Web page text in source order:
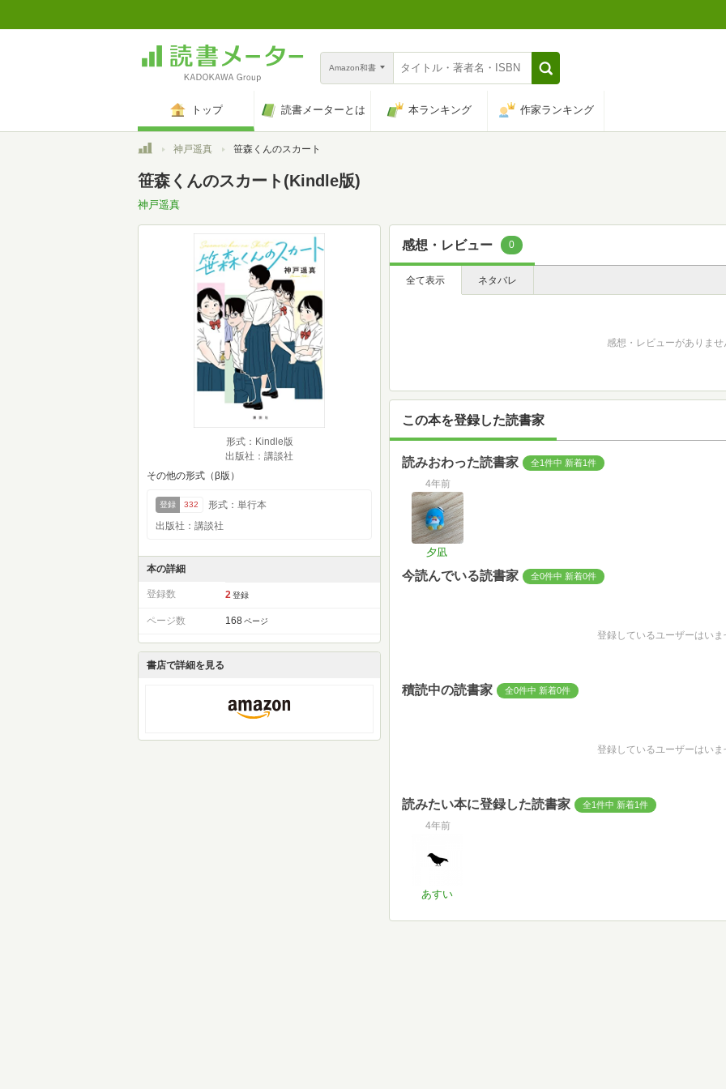
Amazon和書
トップ 読書メーターとは 本ランキング 作家ランキング
トップ神戸遥真 笹森くんのスカート
笹森くんのスカート(Kindle版)
神戸遥真
形式：Kindle版
出版社：講談社
その他の形式（β版）
登録 332
形式：単行本
出版社：講談社
本の詳細
登録数 2 登録
ページ数 168 ページ
書店で詳細を見る
感想・レビュー 0
全て表示 ネタバレ
感想・レビューがありませ
この本を登録した読書家
読みおわった読書家 全1件中 新着1件
4年前
夕凪
今読んでいる読書家 全0件中 新着0件
登録しているユーザーはいま
積読中の読書家 全0件中 新着0件
登録しているユーザーはいま
読みたい本に登録した読書家 全1件中 新着1件
4年前
あすい